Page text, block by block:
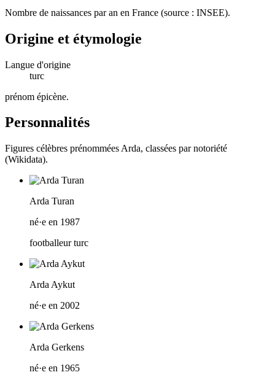
Nombre de naissances par an en France (source : INSEE).
Origine et étymologie
Langue d'origine
turc
prénom épicène.
Personnalités
Figures célèbres prénommées Arda, classées par notoriété
(Wikidata).
Arda Turan
né·e en 1987
footballeur turc
Arda Aykut
né·e en 2002
Arda Gerkens
né·e en 1965